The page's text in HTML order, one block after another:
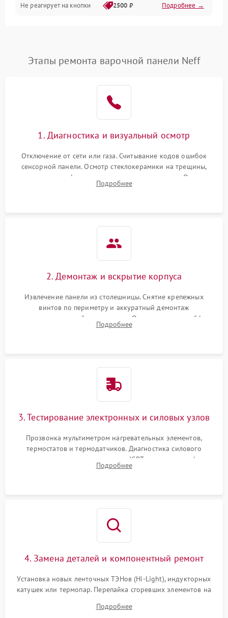
Не реагирует на кнопки 2500 ₽ Подробнее →
Этапы ремонта варочной панели Neff
1. Диагностика и визуальный осмотр
Отключение от сети или газа. Считывание кодов ошибок
сенсорной панели. Осмотр стеклокерамики на трещины,
проверка конфорок на равномерность нагрева. Опрос
клиента о симптомах (не включается, не видит посуду,
Подробнее
2. Демонтаж и вскрытие корпуса
Извлечение панели из столешницы. Снятие крепежных
винтов по периметру и аккуратный демонтаж
стеклокерамической поверхности. Отсоединение шлейфов
сенсорного блока для доступа к силовым платам, катушкам
Подробнее
3. Тестирование электронных и силовых узлов
Прозвонка мультиметром нагревательных элементов,
термостатов и термодатчиков. Диагностика силового
модуля, реле, диодных мостов и IGBT-транзисторов (для
индукции). Проверка кранов и газ-контроля (для газовых
Подробнее
4. Замена деталей и компонентный ремонт
Установка новых ленточных ТЭНов (Hi-Light), индукторных
катушек или термопар. Перепайка сгоревших элементов на
дорожек. Очистка контактов и замена поврежденной
Подробнее